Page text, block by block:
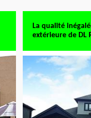
La qualité
extérieure de DL